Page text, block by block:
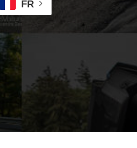
FR